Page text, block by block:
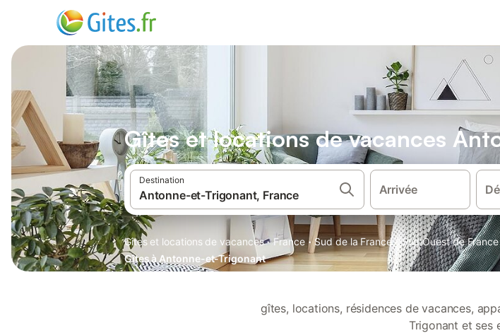
Gîtes et locations de vacances
Destination
Arrivée
Gîtes et locations de vacances · France · Sud de la France · Sud Ouest de France
Gîtes à Antonne-et-Trigonant
gîtes, locations, résidences de vacances,
Trigonant et ses